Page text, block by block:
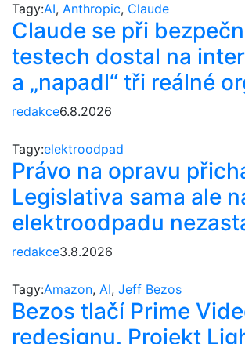
Tagy:AI, Anthropic, Claude
Claude se při
testech dostal na
a „napadl“ tři reálné
redakce6.8.2026
Tagy:elektroodpad
Právo na opravu
Legislativa sama ale
elektroodpadu
redakce3.8.2026
Tagy:Amazon, AI, Jeff Bezos
Bezos tlačí Prime
redesignu. Projekt